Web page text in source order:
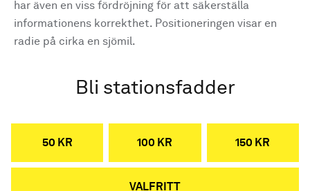
har även en viss fördröjning för att säkerställa
informationens korrekthet. Positioneringen visar en
radie på cirka en sjömil.
Bli stationsfadder
50 KR 100 KR 150 KR
VALFRITT